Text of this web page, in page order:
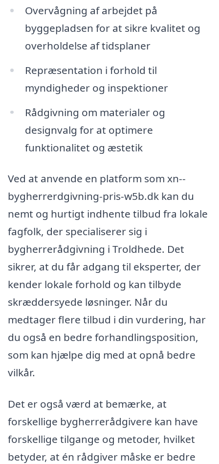
Overvågning af arbejdet på
byggepladsen for at sikre kvalitet og
overholdelse af tidsplaner
Repræsentation i forhold til
myndigheder og inspektioner
Rådgivning om materialer og
designvalg for at optimere
funktionalitet og æstetik
Ved at anvende en platform som xn--
bygherrerdgivning-pris-w5b.dk kan du
nemt og hurtigt indhente tilbud fra lokale
fagfolk, der specialiserer sig i
bygherrerådgivning i Troldhede. Det
sikrer, at du får adgang til eksperter, der
kender lokale forhold og kan tilbyde
skræddersyede løsninger. Når du
medtager flere tilbud i din vurdering, har
du også en bedre forhandlingsposition,
som kan hjælpe dig med at opnå bedre
vilkår.
Det er også værd at bemærke, at
forskellige bygherrerådgivere kan have
forskellige tilgange og metoder, hvilket
betyder, at én rådgiver måske er bedre